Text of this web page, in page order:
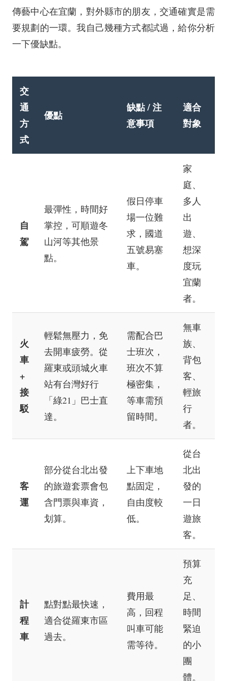
傳藝中心在宜蘭，對外縣市的朋友，交通確實是需
要規劃的一環。我自己幾種方式都試過，給你分析
一下優缺點。
交
通
方
式
優點
缺點 / 注
意事項
適合
對象
自
駕
最彈性，時間好
掌控，可順遊冬
山河等其他景
點。
假日停車
場一位難
求，國道
五號易塞
車。
家
庭、
多人
出
遊、
想深
度玩
宜蘭
者。
火
車
+
接
駁
輕鬆無壓力，免
去開車疲勞。從
羅東或頭城火車
站有台灣好行
「綠21」巴士直
達。
需配合巴
士班次，
班次不算
極密集，
等車需預
留時間。
無車
族、
背包
客、
輕旅
行
者。
客
運
部分從台北出發
的旅遊套票會包
含門票與車資，
划算。
上下車地
點固定，
自由度較
低。
從台
北出
發的
一日
遊旅
客。
計
程
車
點對點最快速，
適合從羅東市區
過去。
費用最
高，回程
叫車可能
需等待。
預算
充
足、
時間
緊迫
的小
團
體。